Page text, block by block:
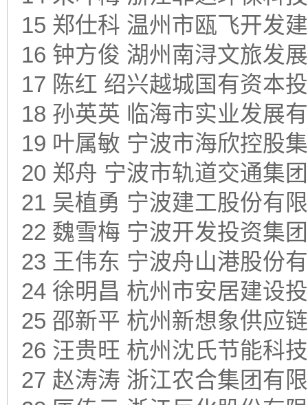
15 郑仕科 温州市瓯飞开发
16 钟方俊 湖州南浔文旅发
17 陈红 绍兴越城国有资本
18 孙英英 临海市实业发展
19 叶属敏 宁波市海欣控股
20 郑舟 宁波市轨道交通集
21 吴植勇 宁波建工股份有
22 魏雪梅 宁波开发投资集
23 王伟东 宁波舟山港股份
24 徐明昌 杭州市安居建设
25 邵新平 杭州新想象供应
26 汪贵旺 杭州沈氏节能科
27 赵涛涛 浙江农合集团有